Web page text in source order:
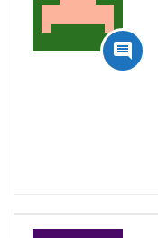
